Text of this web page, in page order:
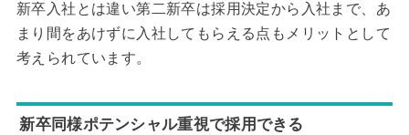
新卒入社とは違い第二新卒は採用決定から入社まで、あ
まり間をあけずに入社してもらえる点もメリットとして
考えられています。
新卒同様ポテンシャル重視で採用できる